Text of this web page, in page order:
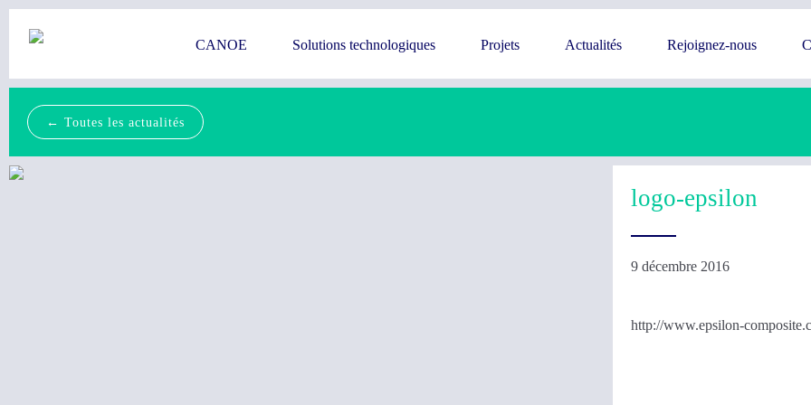
CANOE Solutions technologiques Projets Actualités Rejoignez-nous
← Toutes les actualités
logo-epsilon
9 décembre 2016
http://www.epsilon-